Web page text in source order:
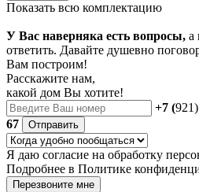
Показать всю комплектацию
У Вас наверняка есть вопросы, а
ответить. Давайте душевно
Вам построим!
Расскажите нам,
какой дом Вы хотите!
+7 (
67
Отправить
Я даю согласие на обработку
Подробнее в Политике
Перезвоните мне